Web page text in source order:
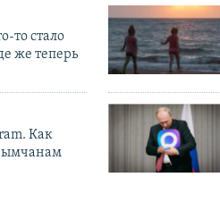
то стало
же теперь
Как